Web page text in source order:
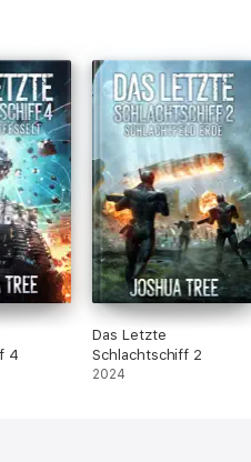
4
Das Letzte
Schlachtschiff 2
2024